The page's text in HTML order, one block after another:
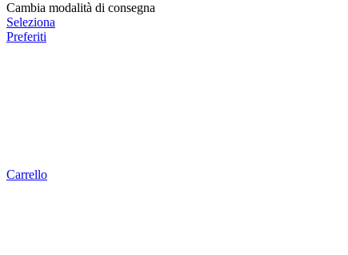
Cambia modalità di consegna
Seleziona
Preferiti
Carrello